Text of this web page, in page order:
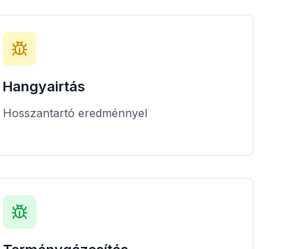
Hangyairtás
Hosszantartó eredménnyel